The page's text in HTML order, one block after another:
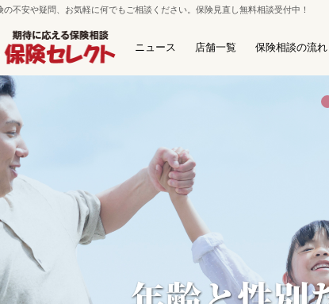
の不安や疑問、お気軽に何でもご相談ください。保険見直し無料相談受付中！
ニュース 店舗一覧
札
保険相談の流れ